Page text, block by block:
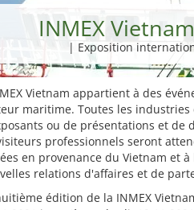
INMEX
| Exposition
Vietnam appartient à des
maritime. Toutes les
ou de présentations et de
professionnels seront
en provenance du Vietnam et
relations d'affaires et de
édition de la INMEX